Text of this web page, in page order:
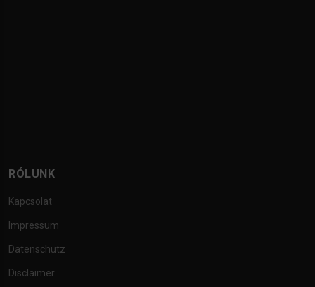
RÓLUNK
Kapcsolat
Impressum
Datenschutz
Disclaimer